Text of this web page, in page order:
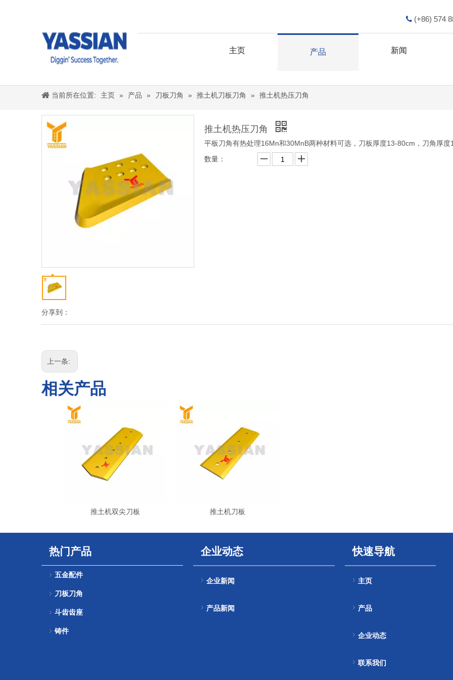
(+86) 574
主页 产品 新闻
当前所在位置: 主页 » 产品 » 刀板刀角 » 推土机刀板刀角 » 推土机热压刀角
分享到：
推土机热压刀角
平板刀角有热处理16Mn和30MnB两种材料可选，刀板厚度13-80cm，刀角厚
数量：
上一条:
相关产品
推土机双尖刀板 推土机刀板
热门产品
五金配件
刀板刀角
斗齿齿座
铸件
企业动态
企业新闻
产品新闻
快速导航
主页
产品
企业动态
联系我们